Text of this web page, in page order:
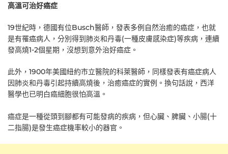
高溫可治好癌症
19世紀時，德國有位Busch醫師，發表多例自然治癒的癌症，也就
是有罹癌病人，分別得到肺炎和丹毒(一種皮膚感染症)等疾病，連續
發高燒1-2個星期，沒想到意外治好癌症。
此外，1900年美國紐約市立醫院的科萊醫師，同樣發表有癌症病人
因肺炎和丹毒引起持續高燒後，治癒癌症的實例。換句話說，西洋
醫學也已明白癌細胞很怕高溫。
癌症是一種從頭到腳都有可能發病的疾病，但心臟、脾臟、小腸(十
二指腸)是發生癌症機率較小的器官。